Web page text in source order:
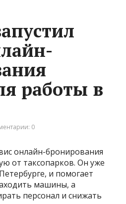
работы в
0
онлайн-бронирования
от таксопарков. Он уже
и помогает
машины, а
персонал и снижать